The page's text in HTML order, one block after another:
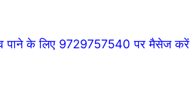
पाने के लिए 9729757540 पर मैसेज करें